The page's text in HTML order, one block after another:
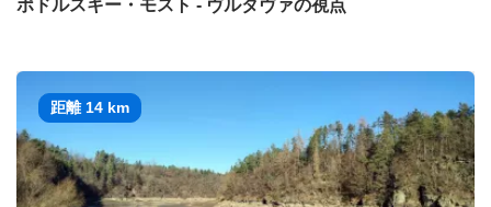
ポドルスキー・モスト - ヴルタヴァの視点
距離 14 km